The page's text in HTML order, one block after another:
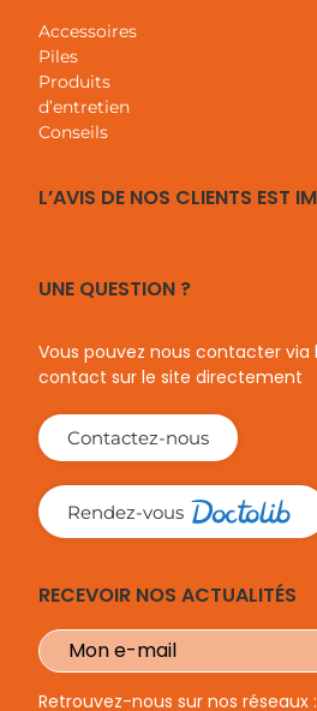
Accessoires
Piles
Produits
d’entretien
Conseils
L’AVIS DE NOS CLIENTS EST
UNE QUESTION ?
Vous pouvez nous contacter via
contact sur le site directement
Contactez-nous
Rendez-vous
RECEVOIR NOS ACTUALITÉS
Retrouvez-nous sur nos réseaux :